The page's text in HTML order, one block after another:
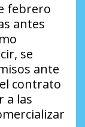
febrero
antes
se
ante
contrato
a las